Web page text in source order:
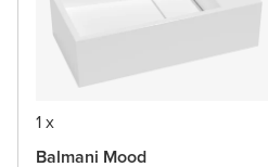
1 x
Balmani Mood